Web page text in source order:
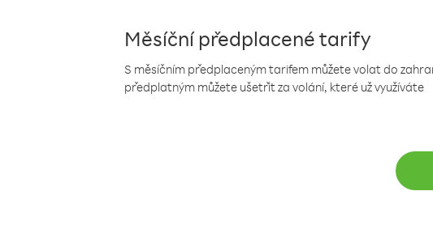
Měsíční předplacené tarify
S měsíčním předplaceným tarifem můžete volat do
předplatným můžete ušetřit za volání, které už využíváte